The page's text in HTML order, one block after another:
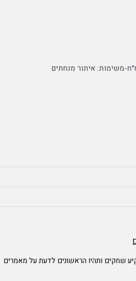
משימות: איתור מנחתים
שחקים ותהיו הראשונים לדעת על מאמרים